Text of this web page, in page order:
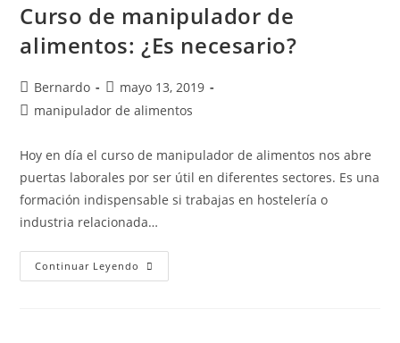
Curso de manipulador de
alimentos: ¿Es necesario?
Bernardo
mayo 13, 2019
manipulador de alimentos
Hoy en día el curso de manipulador de alimentos nos abre
puertas laborales por ser útil en diferentes sectores. Es una
formación indispensable si trabajas en hostelería o
industria relacionada…
Continuar Leyendo